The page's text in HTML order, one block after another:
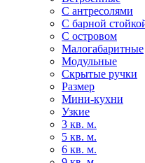
С антресолями
С барной
С островом
Малогабаритные
Модульные
Скрытые ручки
Размер
Мини-кухни
Узкие
3 кв. м.
5 кв. м.
6 кв. м.